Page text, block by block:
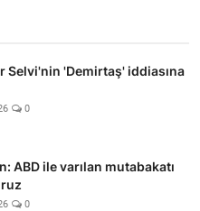
Selvi'nin 'Demirtaş' iddiasına
0
ABD ile varılan mutabakatı
0